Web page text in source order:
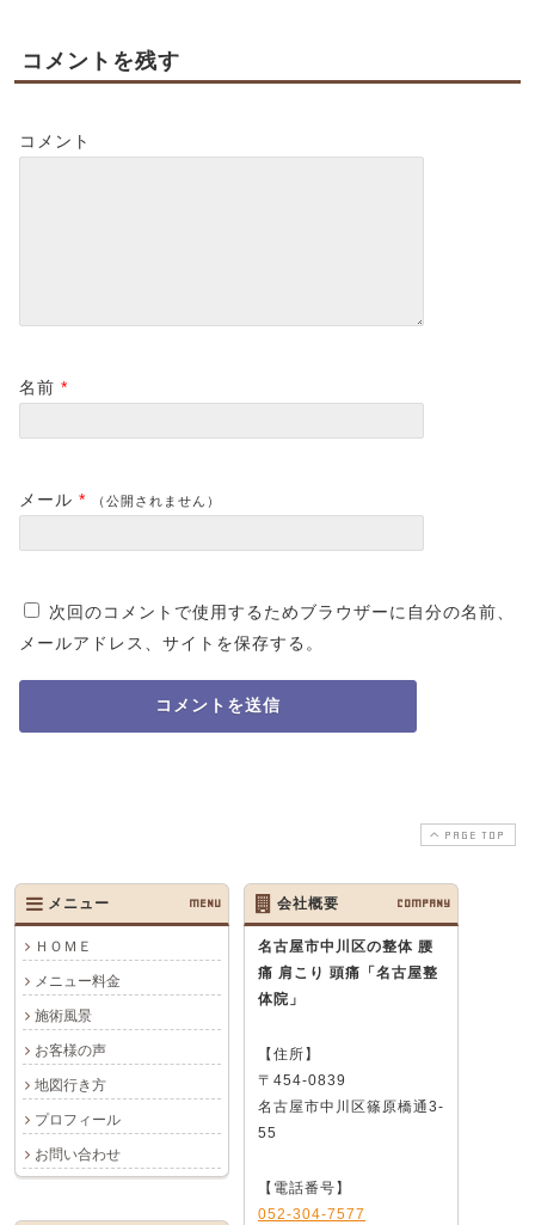
コメントを残す
コメント
名前 *
メール * （公開されません）
次回のコメントで使用するためブラウザーに自分の名前、
メールアドレス、サイトを保存する。
PAGE TOP
メニュー MENU
ＨＯＭＥ
メニュー料金
施術風景
お客様の声
地図行き方
プロフィール
お問い合わせ
会社概要 COMPANY
名古屋市中川区の整体 腰
痛 肩こり 頭痛 「名古屋整
体院」
【住所】
〒454-0839
名古屋市中川区篠原橋通3-
55
【電話番号】
052-304-7577